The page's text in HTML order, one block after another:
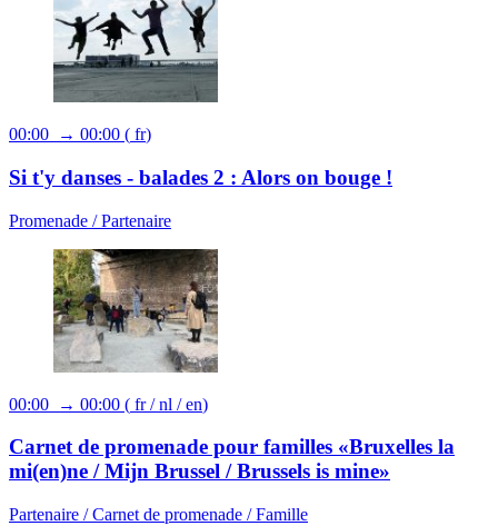
00:00 → 00:00 ( fr)
Si t'y danses - balades 2 : Alors on bouge !
Promenade /Partenaire
00:00 → 00:00 ( fr/nl /en)
Carnet de promenade pour familles «Bruxelles la
mi(en)ne / Mijn Brussel / Brussels is mine»
Partenaire /Carnet de promenade /Famille